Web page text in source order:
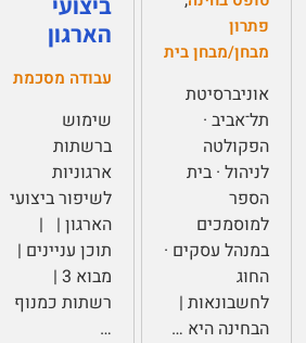
פתרון
מבחן/מבחן בית
אוניברסיטת
תל־אביב ·
הפקולטה
לניהול · בית
הספר
למוסמכים
במנהל עסקים ·
החוג
לחשבונאות |
הבחינה היא …
הארגון
עבודה מסכמת
שימוש
ברשתות
ארגוניות
לשיפור ביצועי
הארגון | |
תוכן עניינים |
מבוא 3 |
רשתות כמנוף
…